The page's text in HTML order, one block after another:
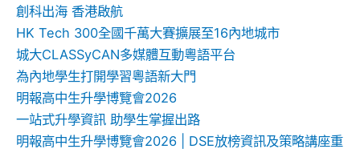
創科出海 香港啟航
HK Tech 300全國千萬大賽擴展至16內地城市
城大CLASSyCAN多媒體互動粵語平台
為內地學生打開學習粵語新大門
明報高中生升學博覽會2026
一站式升學資訊 助學生掌握出路
明報高中生升學博覽會2026 | DSE放榜資訊及策略講座重